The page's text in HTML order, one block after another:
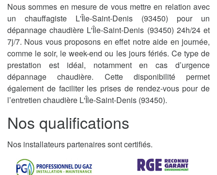
Nous sommes en mesure de vous mettre en relation avec
un chauffagiste L'Île-Saint-Denis (93450) pour un
dépannage chaudière L'Île-Saint-Denis (93450) 24h/24 et
7j/7. Nous vous proposons en effet notre aide en journée,
comme le soir, le week-end ou les jours fériés. Ce type de
prestation est idéal, notamment en cas d’urgence
dépannage chaudière. Cette disponibilité permet
également de faciliter les prises de rendez-vous pour de
l’entretien chaudière L'Île-Saint-Denis (93450).
Nos qualifications
Nos installateurs partenaires sont certifiés.